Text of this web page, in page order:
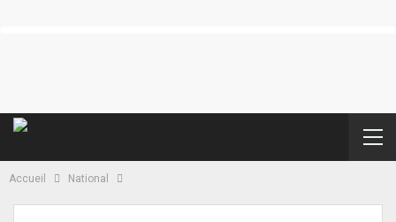
Accueil National